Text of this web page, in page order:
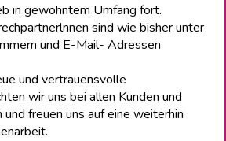
in gewohntem Umfang fort.
sind wie bisher unter
und E-Mail- Adressen
und vertrauensvolle
wir uns bei allen Kunden und
freuen uns auf eine weiterhin